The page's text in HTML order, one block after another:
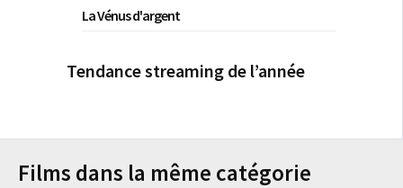
La Vénus d'argent
Tendance streaming de l’année
Films dans la même catégorie